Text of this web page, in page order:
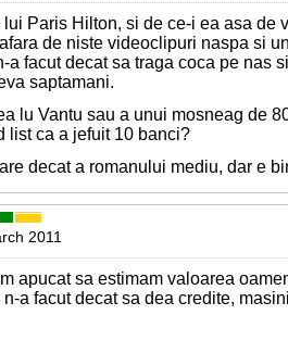
Paris Hilton, si de ce-i ea asa de
de niste videoclipuri naspa si
a facut decat sa traga coca pe nas
saptamani.
lu Vantu sau a unui mosneag de
list ca a jefuit 10 banci?
decat a romanului mediu, dar e
2011
apucat sa estimam valoarea
n-a facut decat sa dea credite,